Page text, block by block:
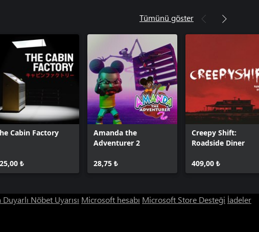
Tümünü göster
Cabin Factory
₺
Amanda the
Adventurer 2
28,75 ₺
Creepy Shift:
Roadside Diner
409,00 ₺
Duyarlı Nöbet Uyarısı Microsoft hesabı Microsoft Store Desteği İadeler